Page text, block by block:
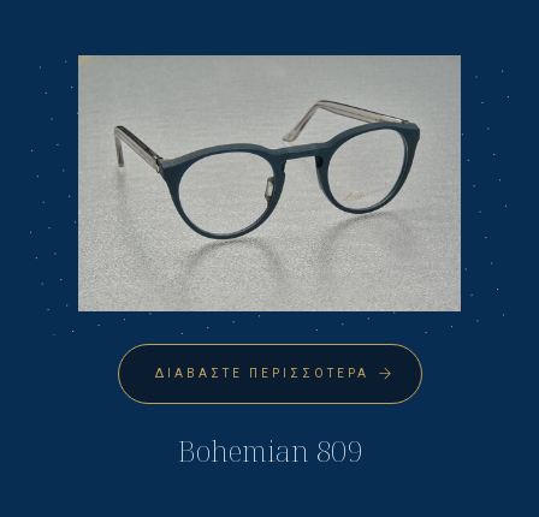
ΔΙΑΒΆΣΤΕ ΠΕΡΙΣΣΌΤΕΡΑ
Bohemian 809